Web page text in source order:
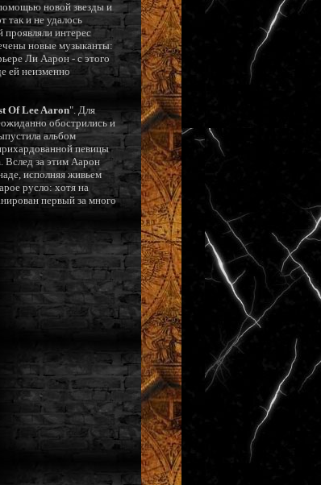
новой звезды и
так и не удалось
проявляли интерес
новые музыканты:
Ли Аарон - с этого
ей неизменно
Of Lee Aaron". Для
обострились и
альбом
певицы
Вслед за этим Аарон
исполняя живьем
русло: хотя на
первый за много